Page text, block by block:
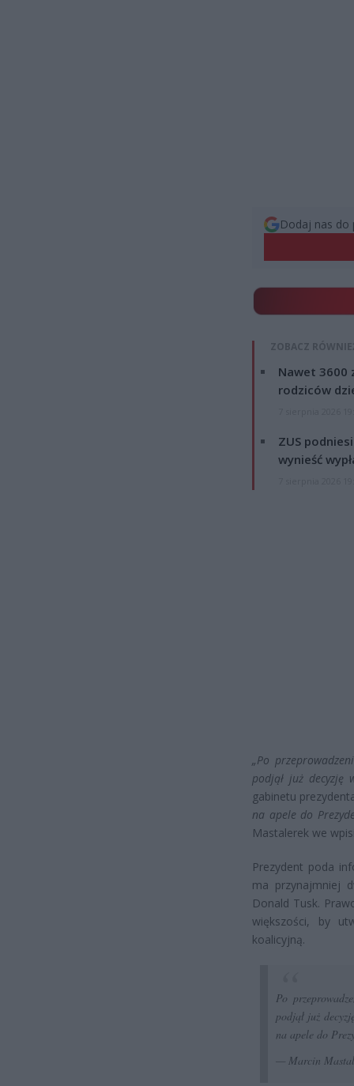
Dodaj nas do
ZOBACZ
Nawet 3600
rodziców
ZUS
wynieść
„Po
podjął już decyzję
gabinetu
na apele do
Mastalerek we
Prezydent poda
ma przynajmniej
Donald Tusk.
większości, by
koalicyjną.
Po
podjął już
na apele do
— Marcin